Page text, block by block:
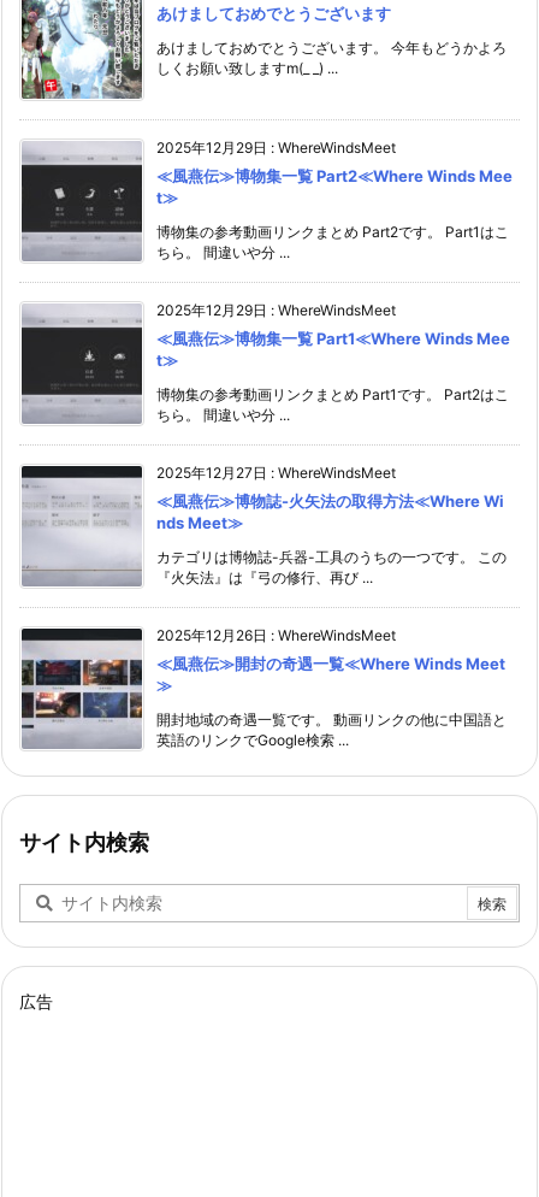
あけましておめでとうございます
あけましておめでとうございます。 今年もどうかよろ
しくお願い致しますm(_ _) ...
2025年12月29日 : WhereWindsMeet
≪風燕伝≫博物集一覧 Part2≪Where Winds Mee
t≫
博物集の参考動画リンクまとめ Part2です。 Part1はこ
ちら。 間違いや分 ...
2025年12月29日 : WhereWindsMeet
≪風燕伝≫博物集一覧 Part1≪Where Winds Mee
t≫
博物集の参考動画リンクまとめ Part1です。 Part2はこ
ちら。 間違いや分 ...
2025年12月27日 : WhereWindsMeet
≪風燕伝≫博物誌-火矢法の取得方法≪Where Wi
nds Meet≫
カテゴリは博物誌-兵器-工具のうちの一つです。 この
『火矢法』は『弓の修行、再び ...
2025年12月26日 : WhereWindsMeet
≪風燕伝≫開封の奇遇一覧≪Where Winds Meet
≫
開封地域の奇遇一覧です。 動画リンクの他に中国語と
英語のリンクでGoogle検索 ...
サイト内検索
広告